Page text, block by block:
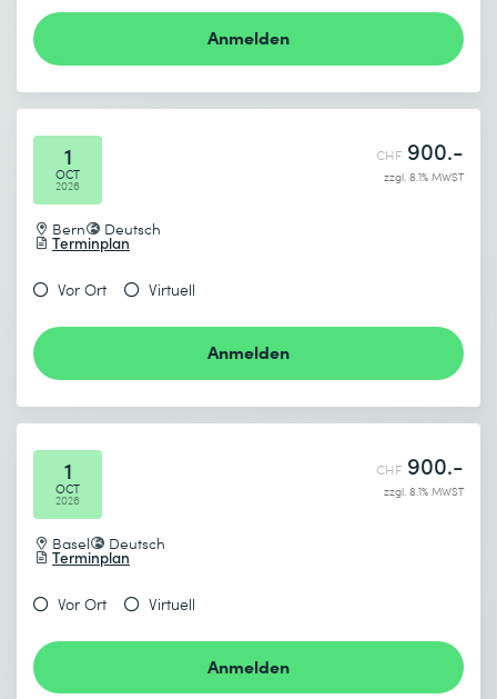
* Pflichtfelder
Anmelden
1
OCT
2026
Bern Deutsch
Terminplan
CHF 900.-
zzgl. 8.1% MWST
Vor Ort Virtuell
Anmelden
1
OCT
2026
Basel Deutsch
Terminplan
CHF 900.-
zzgl. 8.1% MWST
Vor Ort Virtuell
Anmelden